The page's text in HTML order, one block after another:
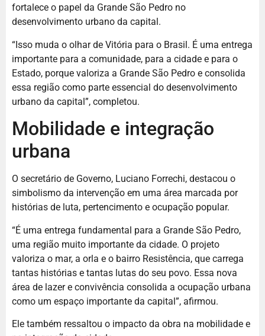
fortalece o papel da Grande São Pedro no
desenvolvimento urbano da capital.
“Isso muda o olhar de Vitória para o Brasil. É uma entrega
importante para a comunidade, para a cidade e para o
Estado, porque valoriza a Grande São Pedro e consolida
essa região como parte essencial do desenvolvimento
urbano da capital”, completou.
Mobilidade e integração
urbana
O secretário de Governo, Luciano Forrechi, destacou o
simbolismo da intervenção em uma área marcada por
histórias de luta, pertencimento e ocupação popular.
“É uma entrega fundamental para a Grande São Pedro,
uma região muito importante da cidade. O projeto
valoriza o mar, a orla e o bairro Resistência, que carrega
tantas histórias e tantas lutas do seu povo. Essa nova
área de lazer e convivência consolida a ocupação urbana
como um espaço importante da capital”, afirmou.
Ele também ressaltou o impacto da obra na mobilidade e